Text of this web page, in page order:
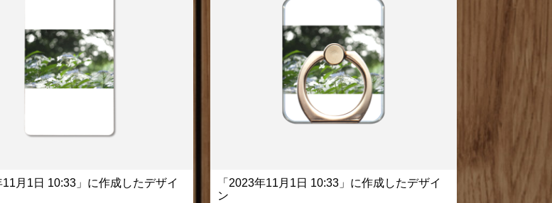
11月1日 10:33」に作成したデザイ
「2023年11月1日 10:33」に作成したデザイ
ン